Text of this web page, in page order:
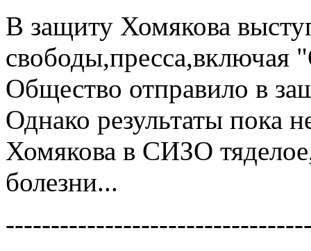
В защиту Хомякова
Общество отправило в
Однако результаты пока
Хомякова в СИЗО
болезни...